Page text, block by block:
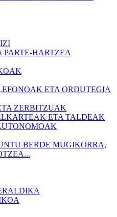
HARTZEA
ETA ORDUTEGIA
ZERBITZUAK
ETA TALDEAK
BERDE MUGIKORRA,